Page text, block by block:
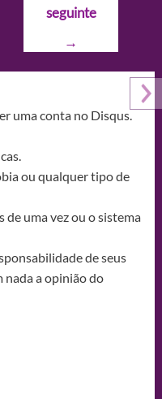
seguinte
→
uma conta no Disqus.
ou qualquer tipo de
de uma vez ou o sistema
de seus
nada a opinião do